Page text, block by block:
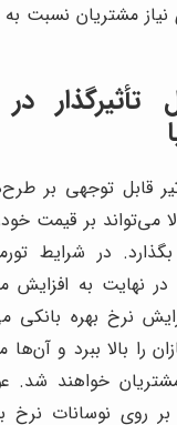
مشتریان نسبت
تأثیرگذار
قابل توجهی بر
می‌تواند بر قیمت
در شرایط
نهایت به افزایش
نرخ بهره بانکی
را بالا ببرد و
خواهند شد.
بر روی نوسانات نرخ